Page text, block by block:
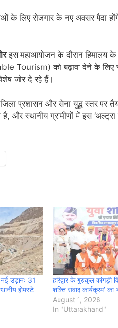
के लिए रोजगार के नए अवसर पैदा
इस महाआयोजन के दौरान हिमालय के
Tourism) को बढ़ावा देने के
जोर दे रहे हैं।
प्रशासन और सेना युद्ध स्तर पर
है, और स्थानीय ग्रामीणों में इस
नई उड़ान: 31
होमस्टे
हरिद्वार के गुरुकुल कांगड़ी
शक्ति संवाद कार्यक्रम’
August 1, 2026
In "Uttarakhand"